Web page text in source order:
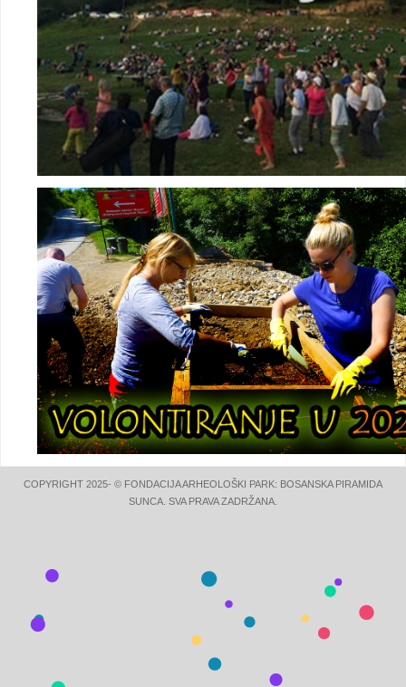
COPYRIGHT 2025- © FONDACIJA ARHEOLOŠKI PARK: BOSANSKA PIRAMIDA
SUNCA. SVA PRAVA ZADRŽANA.